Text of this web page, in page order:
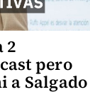
2
pero
a Salgado